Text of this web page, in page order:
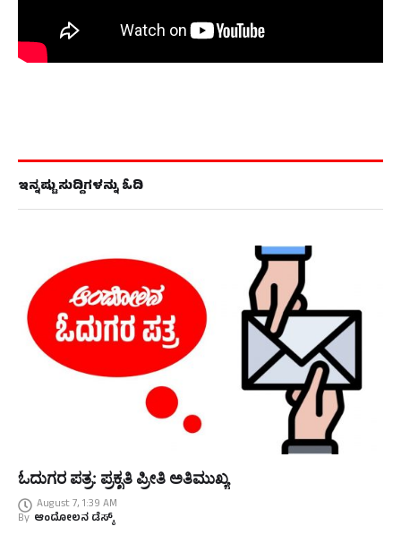
ಇನ್ನಷ್ಟು ಸುದ್ದಿಗಳನ್ನು ಓದಿ
ಓದುಗರ ಪತ್ರ: ಪ್ರಕೃತಿ ಪ್ರೀತಿ ಅತಿಮುಖ್ಯ
August 7, 1:39 AM
By ಆಂದೋಲನ ಡೆಸ್ಕ್